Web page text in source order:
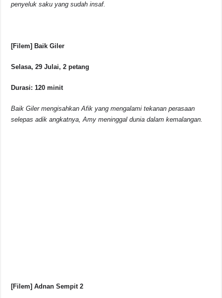
penyeluk saku yang sudah insaf.
[Filem] Baik Giler
Selasa, 29 Julai, 2 petang
Durasi: 120 minit
Baik Giler mengisahkan Afik yang mengalami tekanan perasaan
selepas adik angkatnya, Amy meninggal dunia dalam kemalangan.
[Filem] Adnan Sempit 2